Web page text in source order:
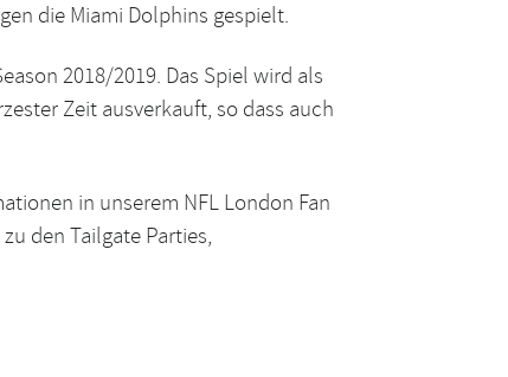
die Miami Dolphins gespielt.
2018/2019. Das Spiel wird als
Zeit ausverkauft, so dass auch
in unserem NFL London Fan
den Tailgate Parties,